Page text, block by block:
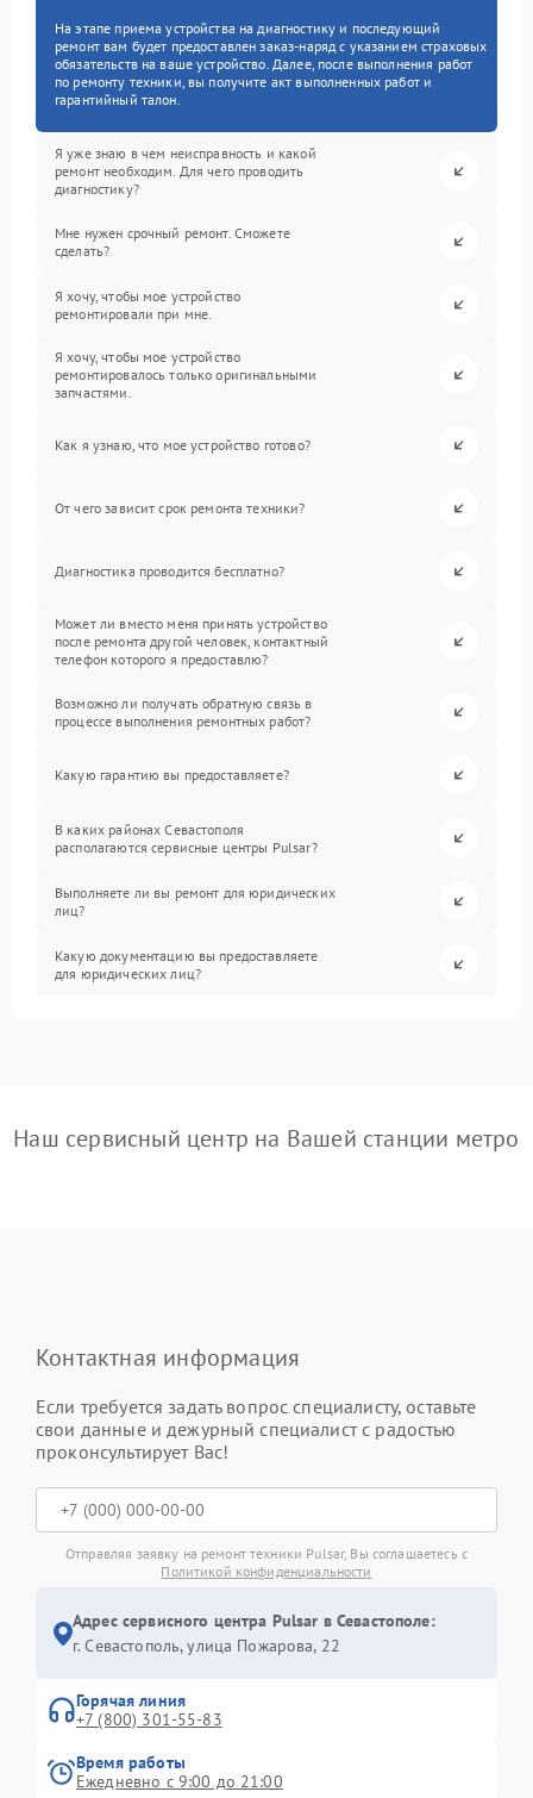
На этапе приема устройства на диагностику и последующий
ремонт вам будет предоставлен заказ-наряд с указанием страховых
обязательств на ваше устройство. Далее, после выполнения работ
по ремонту техники, вы получите акт выполненных работ и
гарантийный талон.
Я уже знаю в чем неисправность и какой
ремонт необходим. Для чего проводить
диагностику?
Мне нужен срочный ремонт. Сможете
сделать?
Я хочу, чтобы мое устройство
ремонтировали при мне.
Я хочу, чтобы мое устройство
ремонтировалось только оригинальными
запчастями.
Как я узнаю, что мое устройство готово?
От чего зависит срок ремонта техники?
Диагностика проводится бесплатно?
Может ли вместо меня принять устройство
после ремонта другой человек, контактный
телефон которого я предоставлю?
Возможно ли получать обратную связь в
процессе выполнения ремонтных работ?
Какую гарантию вы предоставляете?
В каких районах Севастополя
располагаются сервисные центры Pulsar?
Выполняете ли вы ремонт для юридических
лиц?
Какую документацию вы предоставляете
для юридических лиц?
Наш сервисный центр на Вашей станции метро
Контактная информация
Если требуется задать вопрос специалисту, оставьте
свои данные и дежурный специалист с радостью
проконсультирует Вас!
Отправляя заявку на ремонт техники Pulsar, Вы соглашаетесь с
Политикой конфиденциальности
Адрес сервисного центра Pulsar в Севастополе:
г. Севастополь, улица Пожарова, 22
Горячая линия
+7 (800) 301-55-83
Время работы
Ежедневно с 9:00 до 21:00